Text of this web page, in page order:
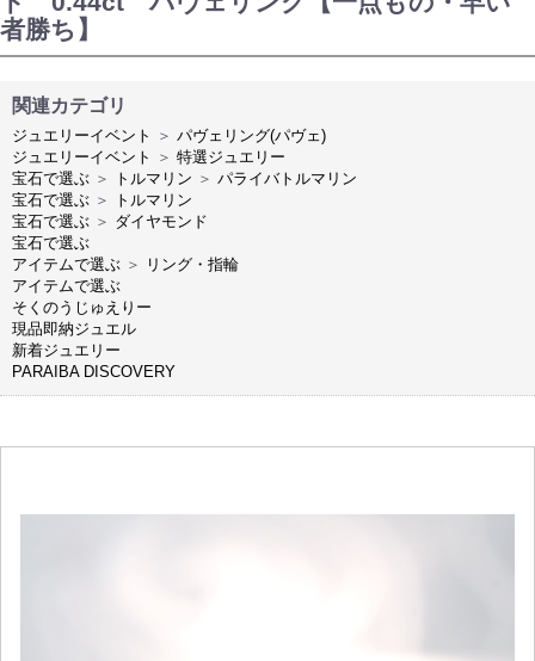
者勝ち】
関連カテゴリ
ジュエリーイベント ＞ パヴェリング(パヴェ)
ジュエリーイベント
＞ 特選ジュエリー
宝石で選ぶ ＞ トルマリン ＞ パライバトルマリン
宝石で選ぶ ＞
トルマリン
宝石で選ぶ ＞ ダイヤモンド
宝石で選ぶ
アイテムで選ぶ ＞
リング・指輪
アイテムで選ぶ
そくのうじゅえりー
現品即納ジュエル
新着ジュエリー
PARAIBA DISCOVERY